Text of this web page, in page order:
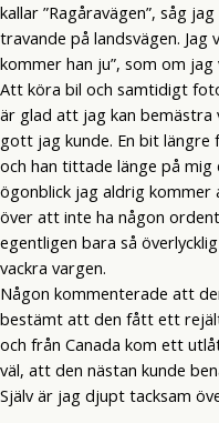
kallar ”Ragåravägen”, såg
travande på landsvägen.
kommer han ju”, som om
Att köra bil och samtidigt
är glad att jag kan bemästra
gott jag kunde. En bit
och han tittade länge på
ögonblick jag aldrig kommer
över att inte ha någon
egentligen bara så
vackra vargen.
Någon kommenterade att
bestämt att den fått ett
och från Canada kom ett
väl, att den nästan kunde
Själv är jag djupt tacksam